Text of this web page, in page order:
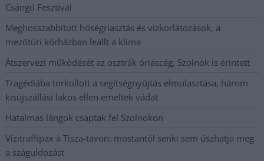
Csángó Fesztivál
Meghosszabbított hőségriasztás és vízkorlátozások, a
mezőtúri kórházban leállt a klíma
Átszervezi működését az osztrák óriáscég, Szolnok is érintett
Tragédiába torkollott a segítségnyújtás elmulasztása, három
kisújszállási lakos ellen emeltek vádat
Hatalmas lángok csaptak fel Szolnokon
Vízitraffipax a Tisza-tavon: mostantól senki sem úszhatja meg
a száguldozást